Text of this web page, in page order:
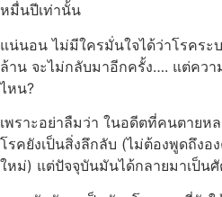
หมื่นปีเท่านั้น
แน่นอน ไม่มีใครมั่นใจได้ว่าโรคร
ล้าน จะไม่กลับมาอีกครั้ง…. แต่คว
ไหน?
เพราะอย่าลืมว่า ในอดีตที่คนตายห
โรคยังเป็นสิ่งลึกลับ (ไม่ต้องพูดถึง
ใหม่) แต่ปัจจุบันมันได้กลายมาเป็น